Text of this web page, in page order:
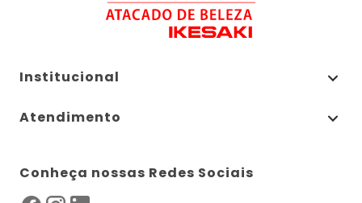
Institucional
Atendimento
Conheça nossas Redes Sociais